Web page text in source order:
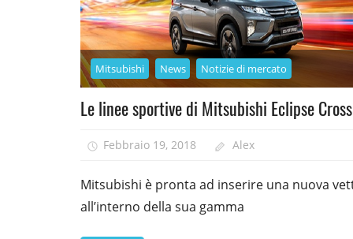
Mitsubishi News Notizie di mercato
Le linee sportive di Mitsubishi Eclipse Cross
Febbraio 19, 2018 Alex
Mitsubishi è pronta ad inserire una nuova
all’interno della sua gamma